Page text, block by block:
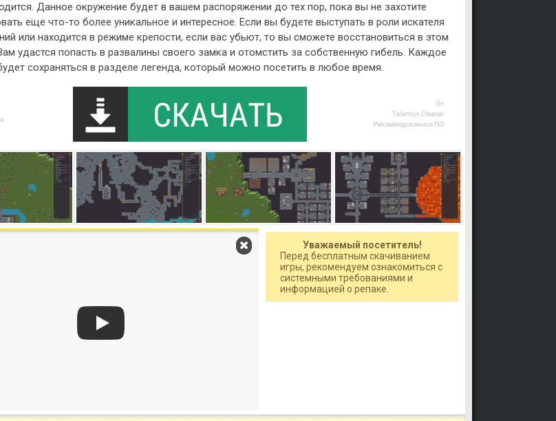
Данное окружение будет в вашем распоряжении до тех пор, пока вы не захотите
еще что-то более уникальное и интересное. Если вы будете выступать в роли искателя
или находится в режиме крепости, если вас убьют, то вы сможете восстановиться в этом
удастся попасть в развалины своего замка и отомстить за собственную гибель. Каждое
сохраняться в разделе легенда, который можно посетить в любое время.
Уважаемый посетитель!
Перед бесплатным скачиванием
игры, рекомендуем ознакомиться с
системными требованиями и
информацией о репаке.